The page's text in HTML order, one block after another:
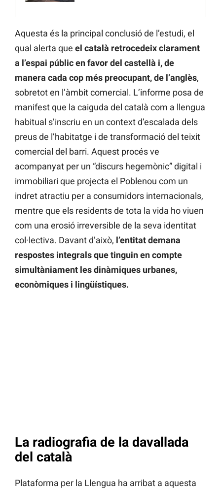
Aquesta és la principal conclusió de l’estudi, el
qual alerta que el català retrocedeix clarament
a l’espai públic en favor del castellà i, de
manera cada cop més preocupant, de l’anglès,
sobretot en l’àmbit comercial. L’informe posa de
manifest que la caiguda del català com a llengua
habitual s’inscriu en un context d’escalada dels
preus de l’habitatge i de transformació del teixit
comercial del barri. Aquest procés ve
acompanyat per un “discurs hegemònic” digital i
immobiliari que projecta el Poblenou com un
indret atractiu per a consumidors internacionals,
mentre que els residents de tota la vida ho viuen
com una erosió irreversible de la seva identitat
col·lectiva. Davant d’això, l’entitat demana
respostes integrals que tinguin en compte
simultàniament les dinàmiques urbanes,
econòmiques i lingüístiques.
La radiografia de la davallada
del català
Plataforma per la Llengua ha arribat a aquesta